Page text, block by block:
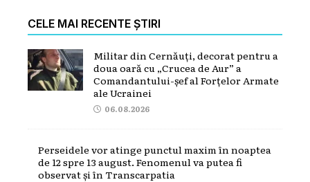
CELE MAI RECENTE ȘTIRI
Militar din Cernăuți, decorat pentru a
doua oară cu „Crucea de Aur” a
Comandantului-șef al Forțelor Armate
ale Ucrainei
06.08.2026
Perseidele vor atinge punctul maxim în noaptea
de 12 spre 13 august. Fenomenul va putea fi
observat și în Transcarpatia